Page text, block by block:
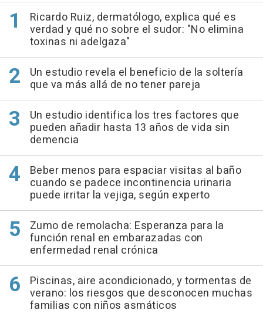
Ricardo Ruiz, dermatólogo, explica qué es
verdad y qué no sobre el sudor: "No elimina
toxinas ni adelgaza"
Un estudio revela el beneficio de la soltería
que va más allá de no tener pareja
Un estudio identifica los tres factores que
pueden añadir hasta 13 años de vida sin
demencia
Beber menos para espaciar visitas al baño
cuando se padece incontinencia urinaria
puede irritar la vejiga, según experto
Zumo de remolacha: Esperanza para la
función renal en embarazadas con
enfermedad renal crónica
Piscinas, aire acondicionado, y tormentas de
verano: los riesgos que desconocen muchas
familias con niños asmáticos